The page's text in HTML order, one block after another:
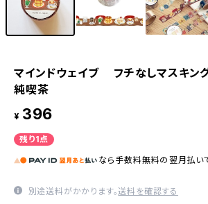
マインドウェイブ フチなしマスキン
純喫茶
¥ 396
残り1点
なら 手数料無料の 翌月払い
別途送料がかかります。送料を確認する